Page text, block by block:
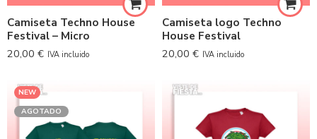
Camiseta Techno House
Festival – Micro
20,00 € IVA incluido
Camiseta logo Techno
House Festival
20,00 € IVA incluido
NEW
AGOTADO